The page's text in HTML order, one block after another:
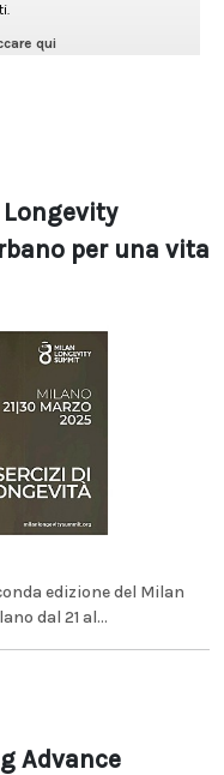
per una vita
edizione del Milan
dal 21 al...
Advance